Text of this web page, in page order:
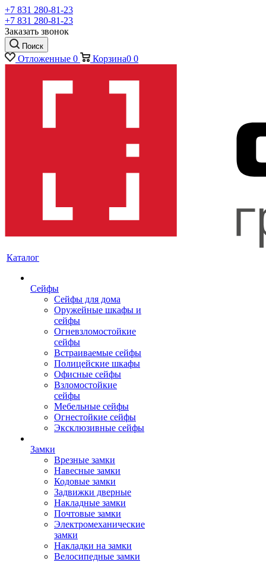
+7 831 280-81-23
+7 831 280-81-23
Заказать звонок
Поиск
Отложенные 0 Корзина0 0
Каталог
Сейфы
Сейфы для дома
Оружейные шкафы и
сейфы
Огневзломостойкие
сейфы
Встраиваемые сейфы
Полицейские шкафы
Офисные сейфы
Взломостойкие
сейфы
Мебельные сейфы
Огнестойкие сейфы
Эксклюзивные сейфы
Замки
Врезные замки
Навесные замки
Кодовые замки
Задвижки дверные
Накладные замки
Почтовые замки
Электромеханические
замки
Накладки на замки
Велосипедные замки